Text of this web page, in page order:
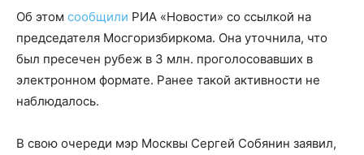
Об этом сообщили РИА «Новости» со ссылкой на
председателя Мосгоризбиркома. Она уточнила, что
был пресечен рубеж в 3 млн. проголосовавших в
электронном формате. Ранее такой активности не
наблюдалось.
В свою очереди мэр Москвы Сергей Собянин заявил,